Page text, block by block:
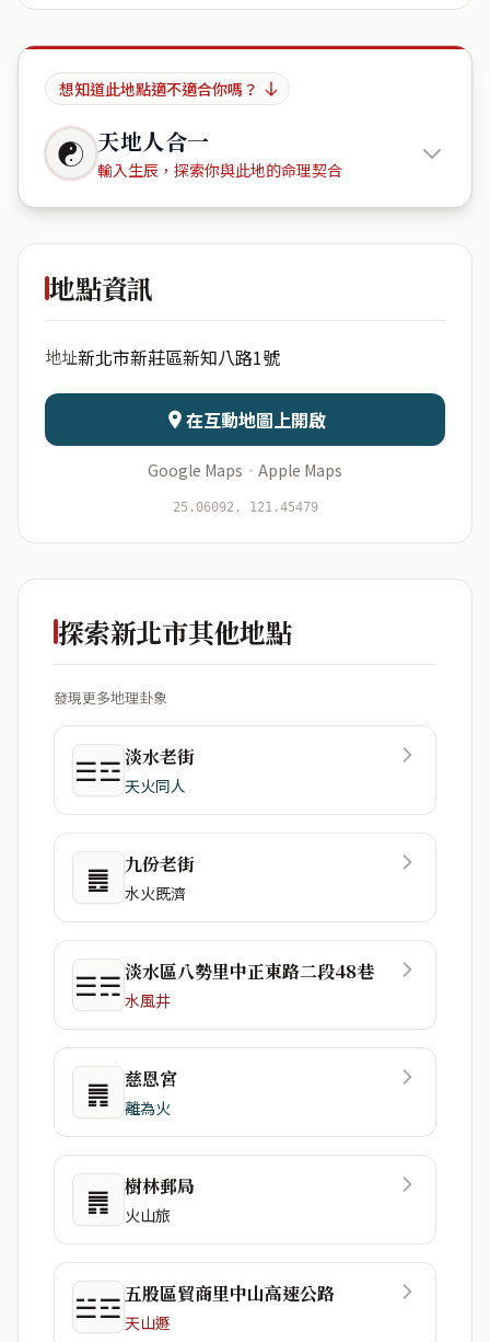
想知道此地點適不適合你嗎？
☯ 天地人合一
輸入生辰，探索你與此地的命理契合
莫內花園
日期 出生時辰
資料僅用於即時分析，不會儲存於伺服器
地點資訊
地址新北市新莊區新知八路1號
在互動地圖上開啟
Google Maps · Apple Maps
25.06092, 121.45479
探索新北市其他地點
發現更多地理卦象
☰☲淡水老街
天火同人
䷌ 九份老街
水火既濟
☰☴淡水區八勢里中正東路二段48巷
水風井
䷠ 慈恩宮
離為火
䷠ 樹林郵局
火山旅
☱☲ 五股區貿商里中山高速公路
天山遯